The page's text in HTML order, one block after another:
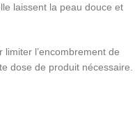
laissent la peau douce et
l’encombrement de
dose de produit nécessaire.